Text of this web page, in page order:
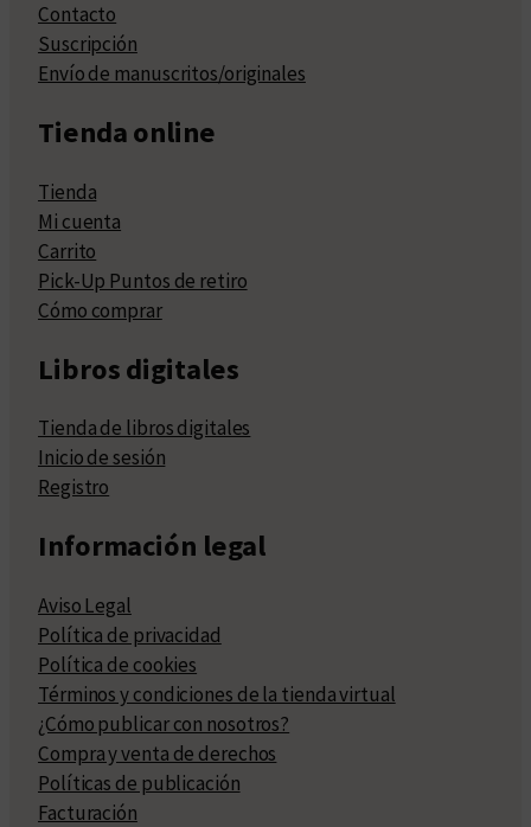
Contacto
Suscripción
Envío de manuscritos/originales
Tienda online
Tienda
Mi cuenta
Carrito
Pick-Up Puntos de retiro
Cómo comprar
Libros digitales
Tienda de libros digitales
Inicio de sesión
Registro
Información legal
Aviso Legal
Política de privacidad
Política de cookies
Términos y condiciones de la tienda virtual
¿Cómo publicar con nosotros?
Compra y venta de derechos
Políticas de publicación
Facturación